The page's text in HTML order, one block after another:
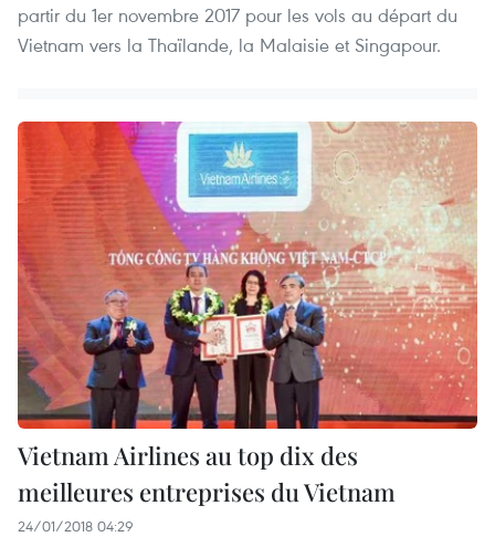
partir du 1er novembre 2017 pour les vols au départ du
Vietnam vers la Thaïlande, la Malaisie et Singapour.
Vietnam Airlines au top dix des
meilleures entreprises du Vietnam
24/01/2018 04:29